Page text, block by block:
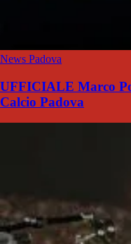
News Padova
UFFICIALE Marco
Calcio Padova